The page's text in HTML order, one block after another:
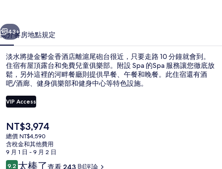
香
酒
店
的
相
片
集
個 下一個
43+
簡介客房地點規定
淡水將捷金鬱金香酒店離滬尾砲台很近，只要走路 10 分鐘就會到。
住宿有屋頂露台和免費兒童俱樂部。附設 Spa 的Spa 服務讓您徹底放
鬆，另外這裡的河畔餐廳則提供早餐、午餐和晚餐。此住宿還有酒
吧/酒廊、健身俱樂部和健身中心等特色設施。
VIP Access
目
前
的
價
格
NT$3,974
總價 NT$4,590
含稅金和其他費用
9 月 1 日 - 9 月 2 日
評
9.2 太棒了查看 243 則評論